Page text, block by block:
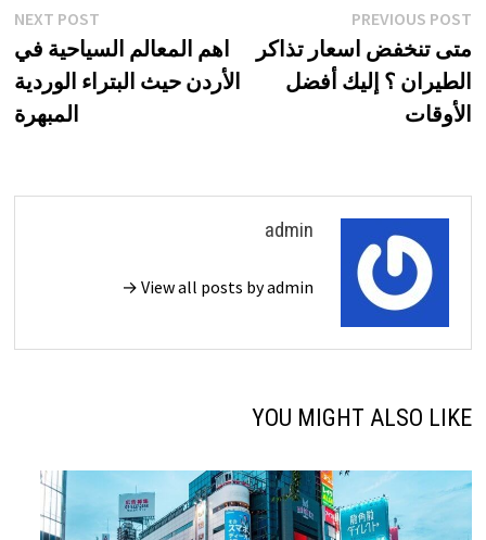
تصفّح
المقالات
PREVIOUS POST
Previous
post:
متى تنخفض اسعار تذاكر
الطيران ؟ إليك أفضل
الأوقات
NEXT POST
اهم المعالم السياحية في
الأردن حيث البتراء الوردية
المبهرة
admin
View all posts by admin →
YOU MIGHT ALSO LIKE